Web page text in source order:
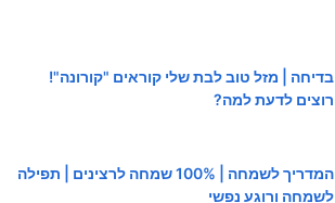
בדיחה | מזל טוב לבת שלי קוראים "קורונה"!
רוצים לדעת למה?
המדריך לשמחה | 100% שמחה לרצינים | תפילה
לשמחה ורוגע נפשי